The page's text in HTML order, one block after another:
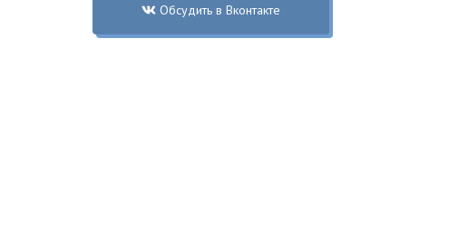
Обсудить в Вконтакте